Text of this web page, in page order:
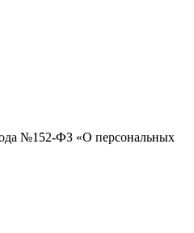
№152-ФЗ «О персональных